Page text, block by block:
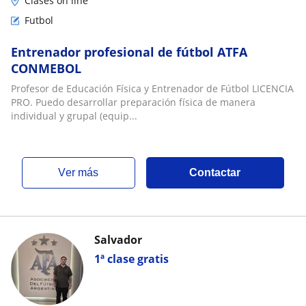
Futbol
Entrenador profesional de fútbol ATFA
CONMEBOL
Profesor de Educación Física y Entrenador de Fútbol LICENCIA
PRO. Puedo desarrollar preparación física de manera
individual y grupal (equip...
ver más Contactar
1ª clase gratis
Salvador